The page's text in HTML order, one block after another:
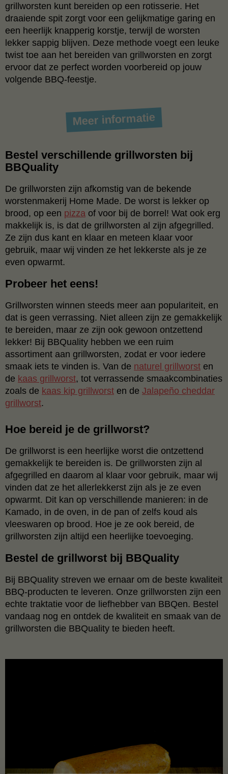
grillworsten kunt bereiden op een rotisserie. Het
draaiende spit zorgt voor een gelijkmatige garing en
een heerlijk knapperig korstje, terwijl de worsten
lekker sappig blijven. Deze methode voegt een leuke
twist toe aan het bereiden van grillworsten en zorgt
ervoor dat ze perfect worden voorbereid op jouw
volgende BBQ-feestje.
Meer informatie
Bestel verschillende grillworsten bij
BBQuality
De grillworsten zijn afkomstig van de bekende
worstenmakerij Home Made. De worst is lekker op
brood, op een pizza of voor bij de borrel! Wat ook erg
makkelijk is, is dat de grillworsten al zijn afgegrilled.
Ze zijn dus kant en klaar en meteen klaar voor
gebruik, maar wij vinden ze het lekkerste als je ze
even opwarmt.
Probeer het eens!
Grillworsten winnen steeds meer aan populariteit, en
dat is geen verrassing. Niet alleen zijn ze gemakkelijk
te bereiden, maar ze zijn ook gewoon ontzettend
lekker! Bij BBQuality hebben we een ruim
assortiment aan grillworsten, zodat er voor iedere
smaak iets te vinden is. Van de naturel grillworst en
de kaas grillworst, tot verrassende smaakcombinaties
zoals de kaas kip grillworst en de Jalapeño cheddar
grillworst.
Hoe bereid je de grillworst?
De grillworst is een heerlijke worst die ontzettend
gemakkelijk te bereiden is. De grillworsten zijn al
afgegrilled en daarom al klaar voor gebruik, maar wij
vinden dat ze het allerlekkerst zijn als je ze even
opwarmt. Dit kan op verschillende manieren: in de
Kamado, in de oven, in de pan of zelfs koud als
vleeswaren op brood. Hoe je ze ook bereid, de
grillworsten zijn altijd een heerlijke toevoeging.
Bestel de grillworst bij BBQuality
Bij BBQuality streven we ernaar om de beste kwaliteit
BBQ-producten te leveren. Onze grillworsten zijn een
echte traktatie voor de liefhebber van BBQen. Bestel
vandaag nog en ontdek de kwaliteit en smaak van de
grillworsten die BBQuality te bieden heeft.